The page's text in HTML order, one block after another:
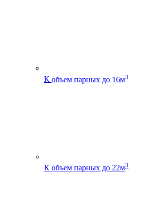
К объем парных до 16м3
К объем парных до 22м3